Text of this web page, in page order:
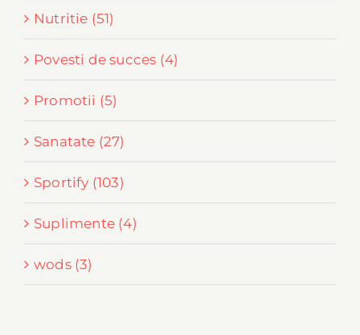
Nutritie (51)
Povesti de succes (4)
Promotii (5)
Sanatate (27)
Sportify (103)
Suplimente (4)
wods (3)